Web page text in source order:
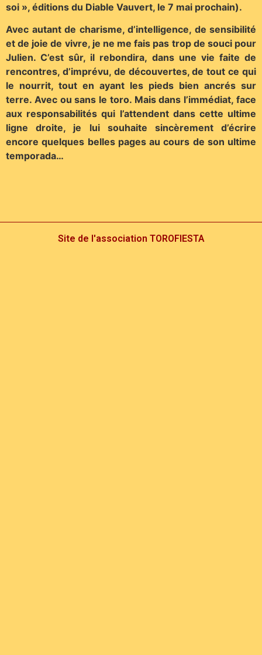
soi », éditions du Diable Vauvert, le 7 mai prochain).
Avec autant de charisme, d’intelligence, de sensibilité
et de joie de vivre, je ne me fais pas trop de souci pour
Julien. C’est sûr, il rebondira, dans une vie faite de
rencontres, d’imprévu, de découvertes, de tout ce qui
le nourrit, tout en ayant les pieds bien ancrés sur
terre. Avec ou sans le toro. Mais dans l’immédiat, face
aux responsabilités qui l’attendent dans cette ultime
ligne droite, je lui souhaite sincèrement d’écrire
encore quelques belles pages au cours de son ultime
temporada…
Site de l'association TOROFIESTA